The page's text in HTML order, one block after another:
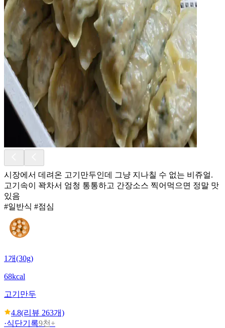
시장에서 데려온 고기만두인데 그냥 지나칠 수 없는 비쥬얼.
고기속이 꽉차서 엄청 통통하고 간장소스 찍어먹으면 정말 맛
있음
#일반식 #점심
1개(30g)
68kcal
고기만두
4.8(리뷰 263개)
·식단기록9천+